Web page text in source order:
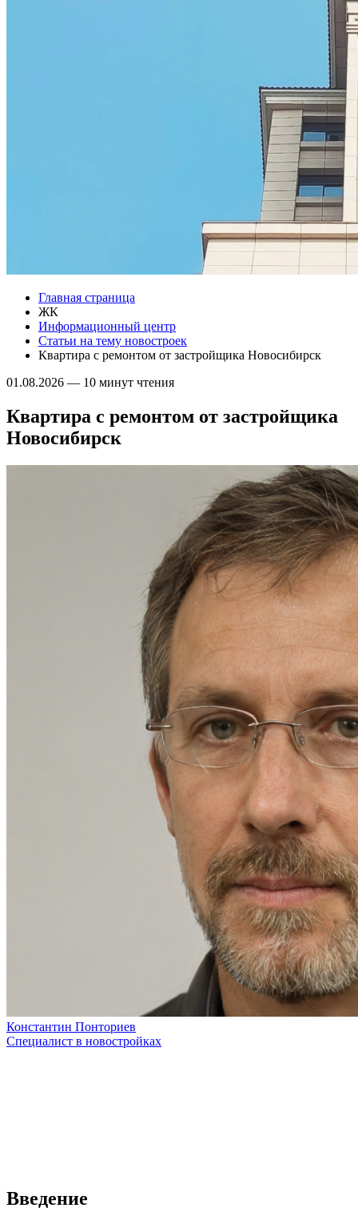
Главная страница
ЖК
Информационный центр
Статьи на тему новостроек
Квартира с ремонтом от застройщика Новосибирск
01.08.2026 — 10 минут чтения
Квартира с ремонтом от застройщика
Новосибирск
Константин Понториев
Специалист в новостройках
Введение